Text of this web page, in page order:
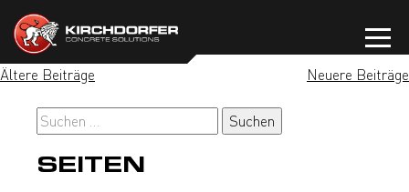
Inhalt
springen
BEITRAGSNAVIGATION
Ältere Beiträge Neuere Beiträge
Suchen
nach:
SEITEN